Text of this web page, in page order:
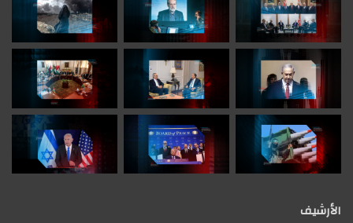
الوسوم استقلالية القرار الوطني
منظمة التحرير الفلسطينية
الإحتلال الإسرائيلي
الأرشيف